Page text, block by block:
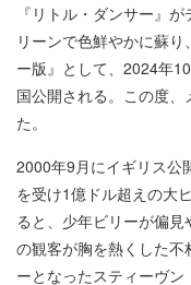
『リトル・ダンサー』
リーンで色鮮やかに蘇
ー版』として、2024年
国公開される。この度
た。
2000年9月にイギリス公
を受け1億ドル超えの大
ると、少年ビリーが偏見
の観客が胸を熱くした不
ーとなったスティーヴ